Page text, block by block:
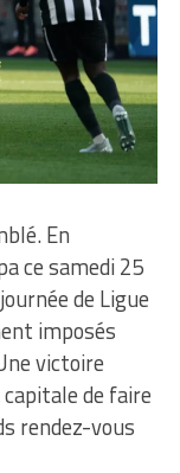
En
ce samedi 25
de Ligue
imposés
victoire
de faire
rendez-vous